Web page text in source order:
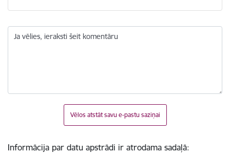
Ja vēlies, ieraksti šeit komentāru
Vēlos atstāt savu e-pastu saziņai
Informācija par datu apstrādi ir atrodama sadaļā: